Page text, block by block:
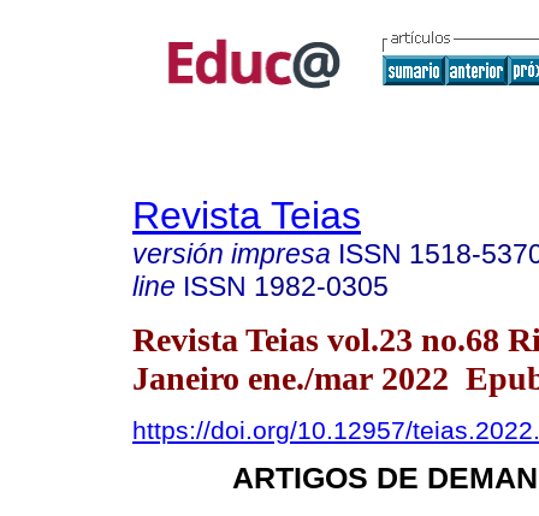
Revista Teias
versión impresa ISSN 1518-
line ISSN 1982-0305
Revista Teias vol.23 no.68
Janeiro ene./mar 2022
https://doi.org/10.12957/
ARTIGOS DE